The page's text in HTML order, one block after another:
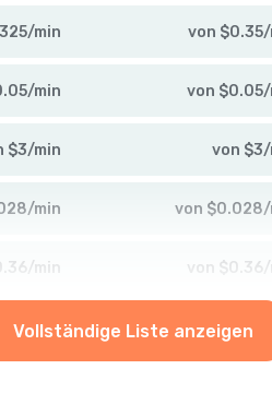
/min von $0.35/
/min von $0.05/
$3/min von $3/
/min von $0.028/
/ min von $ 0.36 /
Vollständige Liste anzeigen